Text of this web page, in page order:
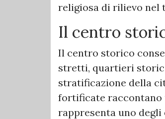
religiosa di rilievo nel
Il centro
Il centro storico
stretti, quartieri
stratificazione della
fortificate raccontano
rappresenta uno